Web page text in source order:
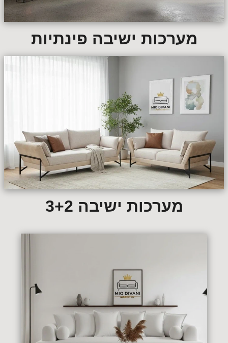
מערכות ישיבה פינתיות
מערכות ישיבה 3+2